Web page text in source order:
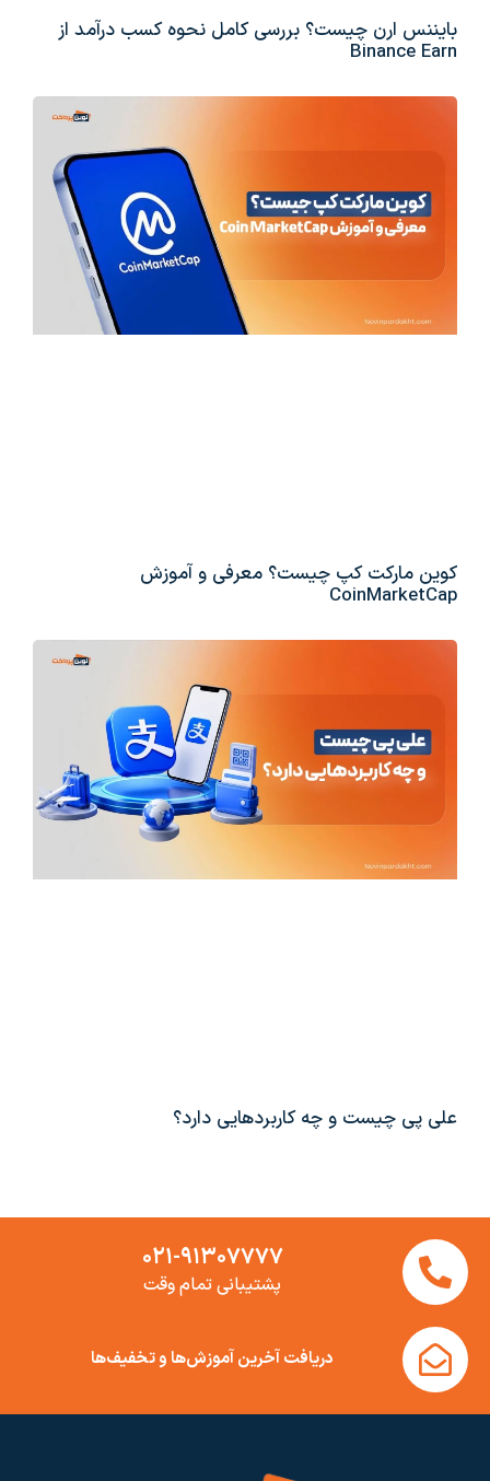
بایننس ارن چیست؟ بررسی کامل نحوه کسب درآمد از
Binance Earn
کوین مارکت کپ چیست؟ معرفی و آموزش
CoinMarketCap
علی پی چیست و چه کاربردهایی دارد؟
۰۲۱-۹۱۳۰۷۷۷۷
پشتیبانی تمام وقت
دریافت آخرین آموزش‌ها و تخفیف‌ها